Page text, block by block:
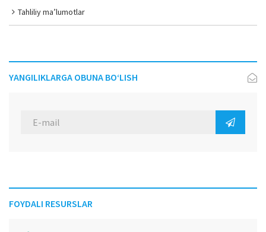
Tahliliy ma’lumotlar
YANGILIKLARGA OBUNA BO‘LISH
FOYDALI RESURSLAR